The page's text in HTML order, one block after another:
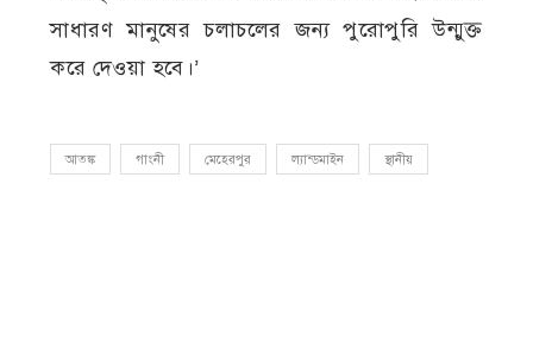
সাধারণ মানুষের চলাচলের জন্য পুরোপুরি উন্মুক্ত
করে দেওয়া হবে।’
আতঙ্ক গাংনী মেহেরপুর ল্যান্ডমাইন স্থানীয়